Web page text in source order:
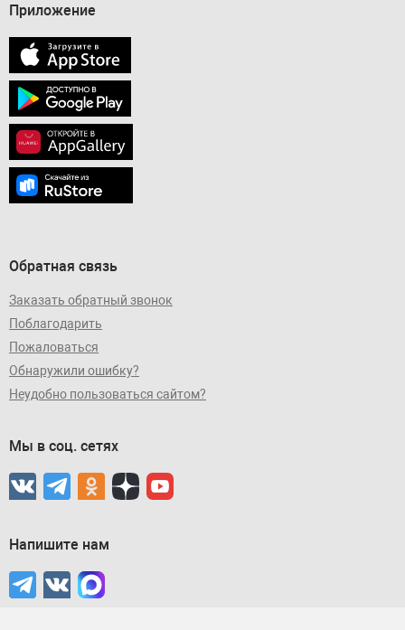
Приложение
Обратная связь
Заказать обратный звонок
Поблагодарить
Пожаловаться
Обнаружили ошибку?
Неудобно пользоваться сайтом?
Мы в соц. сетях
Напишите нам